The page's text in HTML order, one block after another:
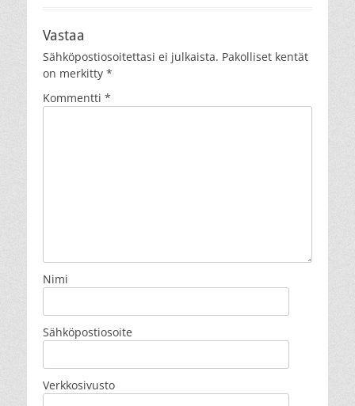
Vastaa
Sähköpostiosoitettasi ei julkaista. Pakolliset kentät
on merkitty *
Kommentti *
Nimi
Sähköpostiosoite
Verkkosivusto